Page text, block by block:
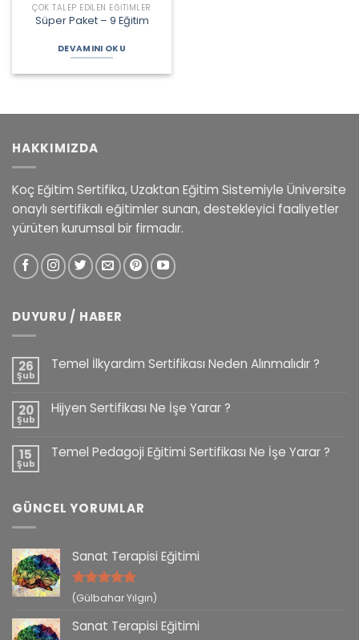
ÇOK TALEP EDILEN EĞITIMLER
Süper Paket – 9 Eğitim
DEVAMINI OKU
HAKKIMIZDA
Koç Eğitim Sertifika, Uzaktan Eğitim Sistemiyle Üniversite
onaylı sertifikalı eğitimler sunan, destekleyici faaliyetler
yürüten kurumsal bir firmadır.
DUYURU / HABER
26
Şub
Temel İlkyardım Sertifikası Neden Alınmalıdır ?
20
Şub
Hijyen Sertifikası Ne İşe Yarar ?
15
Şub
Temel Pedagoji Eğitimi Sertifikası Ne İşe Yarar ?
GÜNCEL YORUMLAR
Sanat Terapisi Eğitimi
5 üzerinden
(Gülbahar Yılgın)
Sanat Terapisi Eğitimi